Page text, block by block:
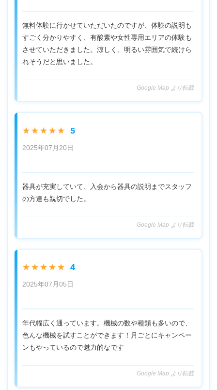
無料体験に行かせていただいたのですが、体験の説明も
すごく分かりやすく、有酸素や女性専用エリアの体験も
させていただきました。涼しく、明るい雰囲気で続けら
れそうだと思いました。
Google Map より転載
★★★★★ 5
2025年07月20日
器具が充実していて、入会から器具の説明までスタッフ
の方達も親切でした。
Google Map より転載
★★★★★ 4
2025年07月05日
年代幅広く通っています。機械の数や種類も多いので、
色んな機械を試すことができます！月ごとにキャンペー
ンもやっているので魅力的なです
Google Map より転載